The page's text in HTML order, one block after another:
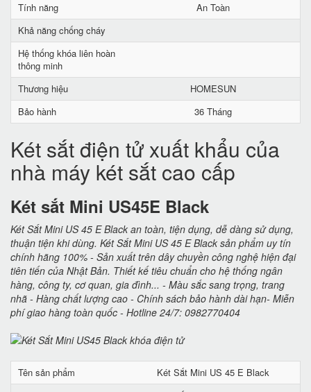
Tính năng
An Toàn
Khả năng chống cháy
Hệ thống khóa liên hoàn
thông minh
Thương hiệu
HOMESUN
Bảo hành
36 Tháng
Két sắt điện tử xuất khẩu của
nhà máy két sắt cao cấp
Két sắt Mini US45E Black
Két Sắt Mini US 45 E Black an toàn, tiện dụng, dễ dàng sử dụng,
thuận tiện khi dùng. Két Sắt Mini US 45 E Black sản phẩm uy tín
chính hãng 100% - Sản xuất trên dây chuyền công nghệ hiện đại
tiên tiến của Nhật Bản. Thiết kế tiêu chuẩn cho hệ thống ngân
hàng, công ty, cơ quan, gia đình... - Màu sắc sang trọng, trang
nhã - Hàng chất lượng cao - Chính sách bảo hành dài hạn- Miễn
phí giao hàng toàn quốc - Hotline 24/7: 0982770404
Tên sản phẩm
Két Sắt Mini US 45 E Black